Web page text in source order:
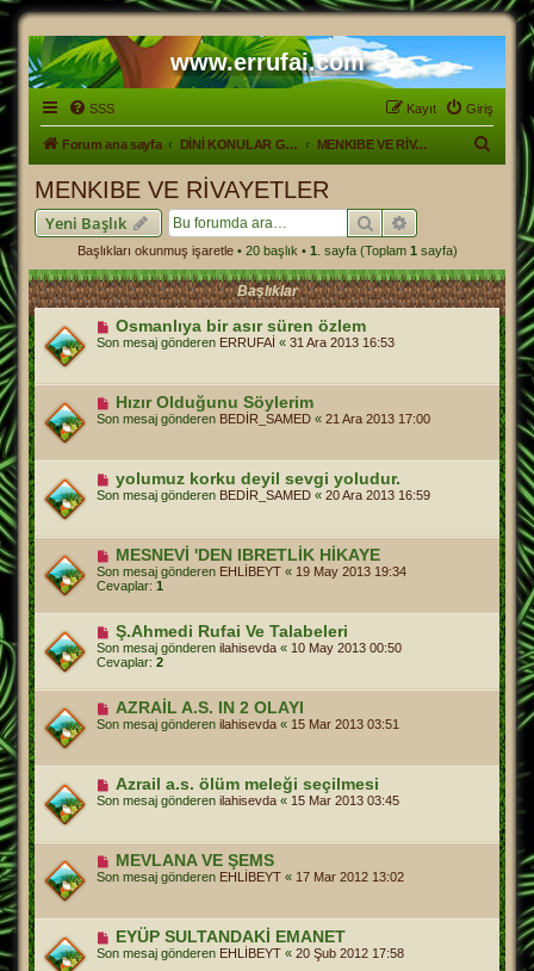
www.errufai.com
SSS Giriş
Kayıt
Forum ana sayfa DİNİ KONULAR GENEL MENKIBE VE RİVAYETLER
MENKIBE VE RİVAYETLER
Yeni Başlık Ara Gelişmiş arama
Başlıkları okunmuş işaretle• 20 başlık • 1 . sayfa (Toplam 1 sayfa)
Başlıklar
Osmanlıya bir asır süren özlem
Son mesaj gönderen ERRUFAİ « 31 Ara 2013 16:53
Hızır Olduğunu Söylerim
Son mesaj gönderen BEDİR_SAMED « 21 Ara 2013 17:00
yolumuz korku deyil sevgi yoludur.
Son mesaj gönderen BEDİR_SAMED « 20 Ara 2013 16:59
MESNEVİ 'DEN IBRETLİK HİKAYE
Son mesaj gönderen EHLİBEYT « 19 May 2013 19:34
Cevaplar: 1
Ş.Ahmedi Rufai Ve Talabeleri
Son mesaj gönderen ilahisevda « 10 May 2013 00:50
Cevaplar: 2
AZRAİL A.S. IN 2 OLAYI
Son mesaj gönderen ilahisevda « 15 Mar 2013 03:51
Azrail a.s. ölüm meleği seçilmesi
Son mesaj gönderen ilahisevda « 15 Mar 2013 03:45
MEVLANA VE ŞEMS
Son mesaj gönderen EHLİBEYT « 17 Mar 2012 13:02
EYÜP SULTANDAKİ EMANET
Son mesaj gönderen EHLİBEYT « 20 Şub 2012 17:58